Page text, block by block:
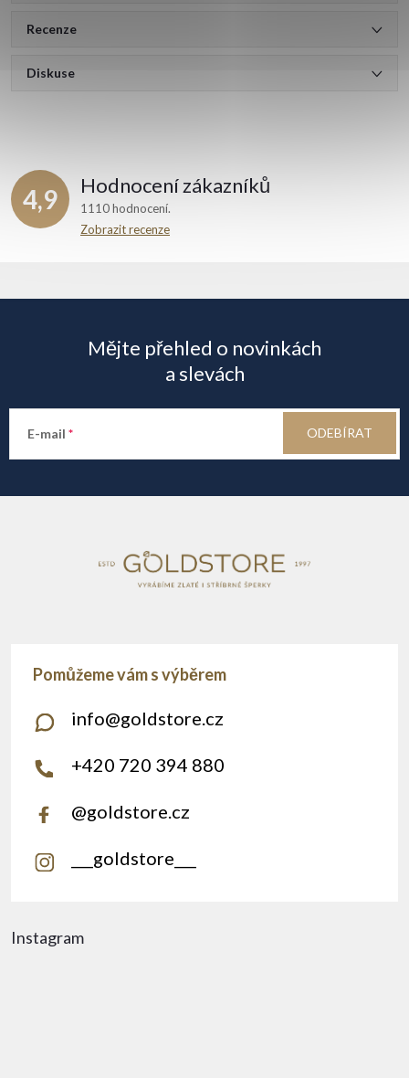
Recenze
Diskuse
4,9 Hodnocení zákazníků
1110 hodnocení
Zobrazit recenze
a
t
Mějte přehled o novinkách
a slevách
E-mail ODEBÍRAT
Instagram
info@goldstore.cz
+420 720 394 880
@goldstore.cz
___goldstore___